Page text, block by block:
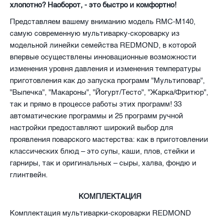
хлопотно? Наоборот, - это быстро и комфортно!
Представляем вашему вниманию модель RMC-M140,
самую современную мультиварку-скороварку из
модельной линейки семейства REDMOND, в которой
впервые осуществлены инновационные возможности
изменения уровня давления и изменения температуры
приготовления как до запуска программ "Мультиповар",
"Выпечка", "Макароны", "Йогурт/Тесто", "Жарка/Фритюр",
так и прямо в процессе работы этих программ! 33
автоматические программы и 25 программ ручной
настройки предоставляют широкий выбор для
проявления поварского мастерства: как в приготовлении
классических блюд – это супы, каши, плов, стейки и
гарниры, так и оригинальных – сыры, халва, фондю и
глинтвейн.
КОМПЛЕКТАЦИЯ
Комплектация мультиварки-скороварки REDMOND